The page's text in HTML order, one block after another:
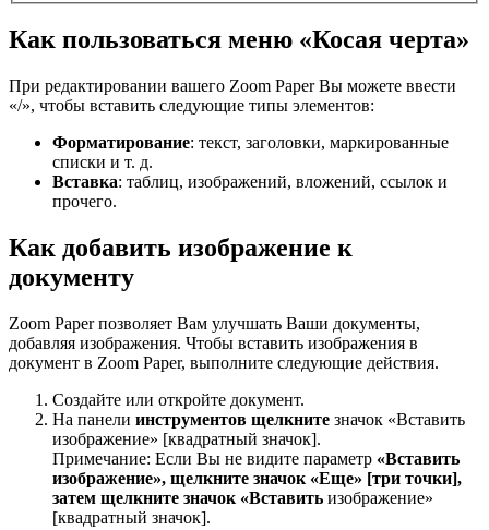
Как пользоваться меню «Косая черта»
При редактировании вашего Zoom Paper Вы можете ввести
«/», чтобы вставить следующие типы элементов:
Форматирование: текст, заголовки, маркированные
списки и т. д.
Вставка: таблиц, изображений, вложений, ссылок и
прочего.
Как добавить изображение к
документу
Zoom Paper позволяет Вам улучшать Ваши документы,
добавляя изображения. Чтобы вставить изображения в
документ в Zoom Paper, выполните следующие действия.
Создайте или откройте документ.
На панели инструментов щелкните значок «Вставить
изображение» [квадратный значок].
Примечание: Если Вы не видите параметр «Вставить
изображение», щелкните значок «Еще» [три точки],
затем щелкните значок «Вставить изображение»
[квадратный значок].